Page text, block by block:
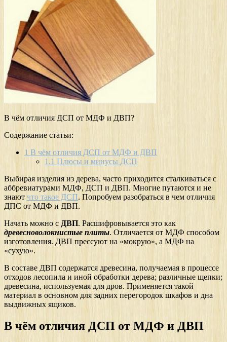
В чём отличия ДСП от МДФ и ДВП?
Содержание статьи:
1 В чём отличия ДСП от МДФ и ДВП
1.1 Плюсы и минусы ДСП
Выбирая изделия из дерева, часто приходится сталкиваться с
аббревиатурами МДФ, ДСП и ДВП. Многие путаются и не
знают что такое ДСП. Попробуем разобраться в чем отличия
ДПС от МДФ и ДВП.
Начать можно с ДВП. Расшифровывается это как
древесноволокнистые плиты. Отличается от МДФ способом
изготовления. ДВП прессуют на «мокрую», а МДФ на
«сухую».
В составе ДВП содержатся древесина, получаемая в процессе
отходов лесопила и иной обработки дерева; различные щепки;
древесина, используемая для дров. Применяется такой
материал в основном для задних перегородок шкафов и дна
выдвижных ящиков.
В чём отличия ДСП от МДФ и ДВП